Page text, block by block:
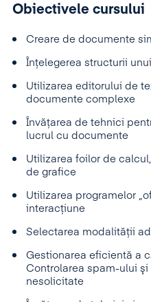
Obiectivele cursului
Creare de documente
Înţelegerea structurii
Utilizarea editorului de
documente complexe
Învăţarea de tehnici
lucrul cu documente
Utilizarea foilor de
de grafice
Utilizarea programelor
interacţiune
Selectarea modalităţii
Gestionarea eficientă a
Controlarea spam-ului
nesolicitate